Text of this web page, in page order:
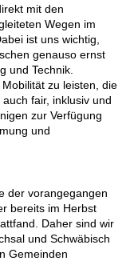
mit den
Wegen im
ist uns wichtig,
genauso ernst
und Technik.
zu leisten, die
fair, inklusiv und
zur Verfügung
und
der vorangegangen
bereits im Herbst
Daher sind wir
und Schwäbisch
Gemeinden